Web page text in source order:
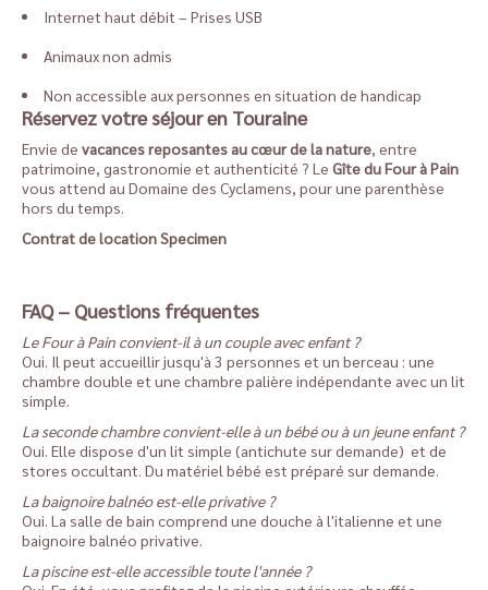
Internet haut débit – Prises USB
Animaux non admis
Non accessible aux personnes en situation de handicap
Réservez votre séjour en Touraine
Envie de vacances reposantes au cœur de la nature , entre
patrimoine, gastronomie et authenticité ? Le Gîte du Four à Pain
vous attend au Domaine des Cyclamens, pour une parenthèse
hors du temps.
Contrat de location Specimen
FAQ – Questions fréquentes
Le Four à Pain convient-il à un couple avec enfant ?
Oui. Il peut accueillir jusqu'à 3 personnes et un berceau : une
chambre double et une chambre palière indépendante avec un lit
simple.
La seconde chambre convient-elle à un bébé ou à un jeune enfant ?
Oui. Elle dispose d'un lit simple (antichute sur demande) et de
stores occultant. Du matériel bébé est préparé sur demande.
La baignoire balnéo est-elle privative ?
Oui. La salle de bain comprend une douche à l'italienne et une
baignoire balnéo privative.
La piscine est-elle accessible toute l'année ?